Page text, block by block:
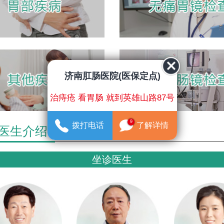
生介绍
坐诊医生
济南肛肠医院(医保定点)
治痔疮 看胃肠 就到英雄山路87号
拨打电话 9 了解详情